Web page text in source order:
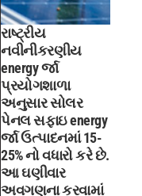
રાષ્ટ્રીય
નવીનીકરણીય
energy ર્જા
પ્રયોગશાળા
અનુસાર સોલર
પેનલ સફાઇ energy
ર્જા ઉત્પાદનમાં 15-
25% નો વધારો કરે છે.
આ ઘણીવાર
અવગણના કરવામાં